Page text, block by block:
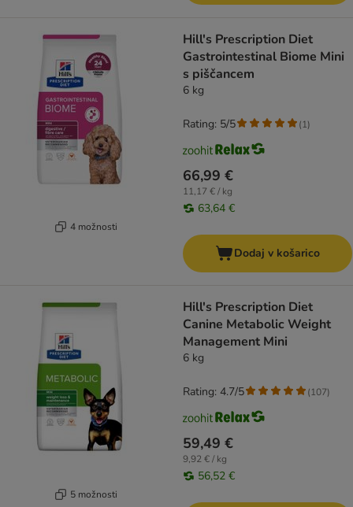
4 možnosti
Hill's Prescription Diet
Gastrointestinal Biome Mini
s piščancem
6 kg
66,99 €
11,17 € / kg
63,64 €
Rating: 5/5 (1)
Dodaj v košarico
5 možnosti
Hill's Prescription Diet
Canine Metabolic Weight
Management Mini
6 kg
59,49 €
9,92 € / kg
56,52 €
Rating: 4.7/5 (107)